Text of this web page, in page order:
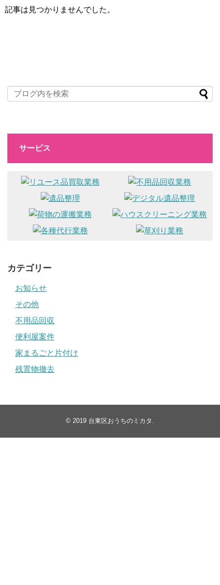
記事は見つかりませんでした。
サービス
カテゴリー
お知らせ
その他
不用品回収
便利屋案件
家まるごと片付け
残置物撤去
© 2019 台東区おうちのミカタ .